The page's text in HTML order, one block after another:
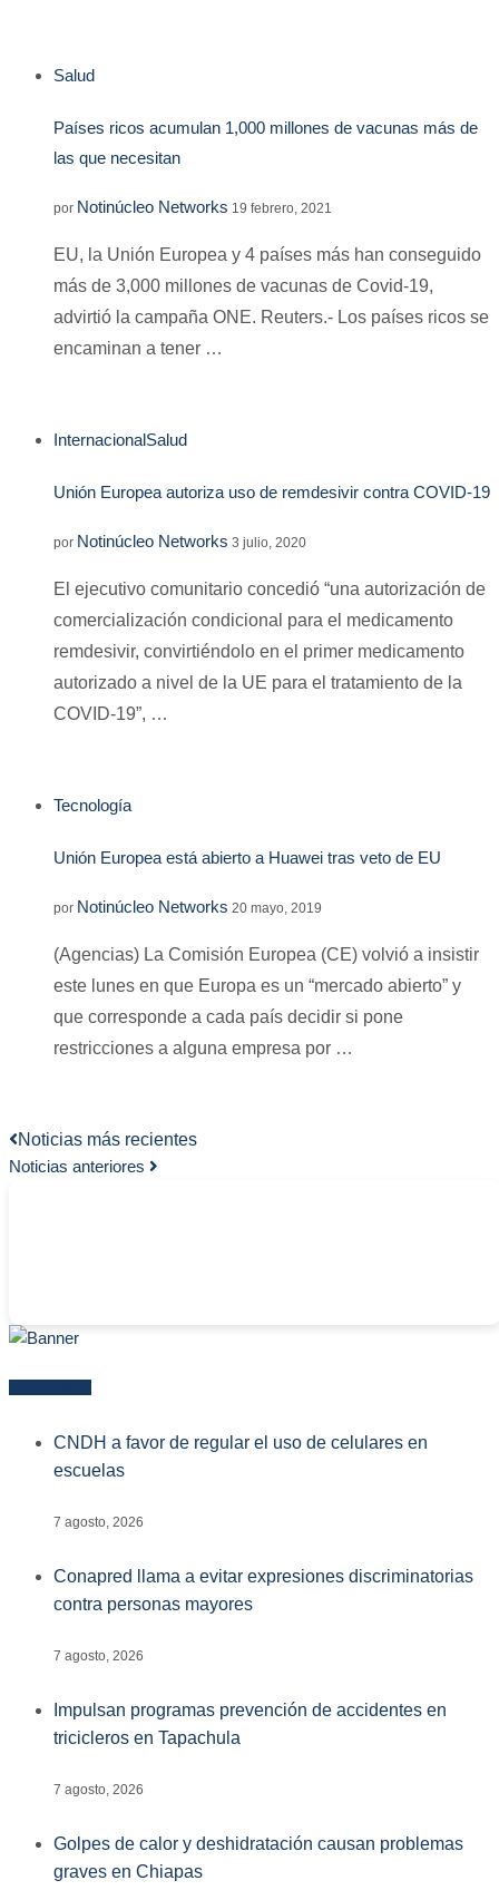
Salud
Países ricos acumulan 1,000 millones de vacunas más de
las que necesitan
por Notinúcleo Networks 19 febrero, 2021
EU, la Unión Europea y 4 países más han conseguido
más de 3,000 millones de vacunas de Covid-19,
advirtió la campaña ONE. Reuters.- Los países ricos se
encaminan a tener …
InternacionalSalud
Unión Europea autoriza uso de remdesivir contra COVID-19
por Notinúcleo Networks 3 julio, 2020
El ejecutivo comunitario concedió “una autorización de
comercialización condicional para el medicamento
remdesivir, convirtiéndolo en el primer medicamento
autorizado a nivel de la UE para el tratamiento de la
COVID-19”, …
Tecnología
Unión Europea está abierto a Huawei tras veto de EU
por Notinúcleo Networks 20 mayo, 2019
(Agencias) La Comisión Europea (CE) volvió a insistir
este lunes en que Europa es un “mercado abierto” y
que corresponde a cada país decidir si pone
restricciones a alguna empresa por …
Noticias más recientes
Noticias anteriores
CNDH a favor de regular el uso de celulares en
escuelas
7 agosto, 2026
Conapred llama a evitar expresiones discriminatorias
contra personas mayores
7 agosto, 2026
Impulsan programas prevención de accidentes en
tricicleros en Tapachula
7 agosto, 2026
Golpes de calor y deshidratación causan problemas
graves en Chiapas